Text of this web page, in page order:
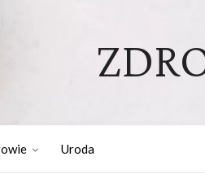
Uroda